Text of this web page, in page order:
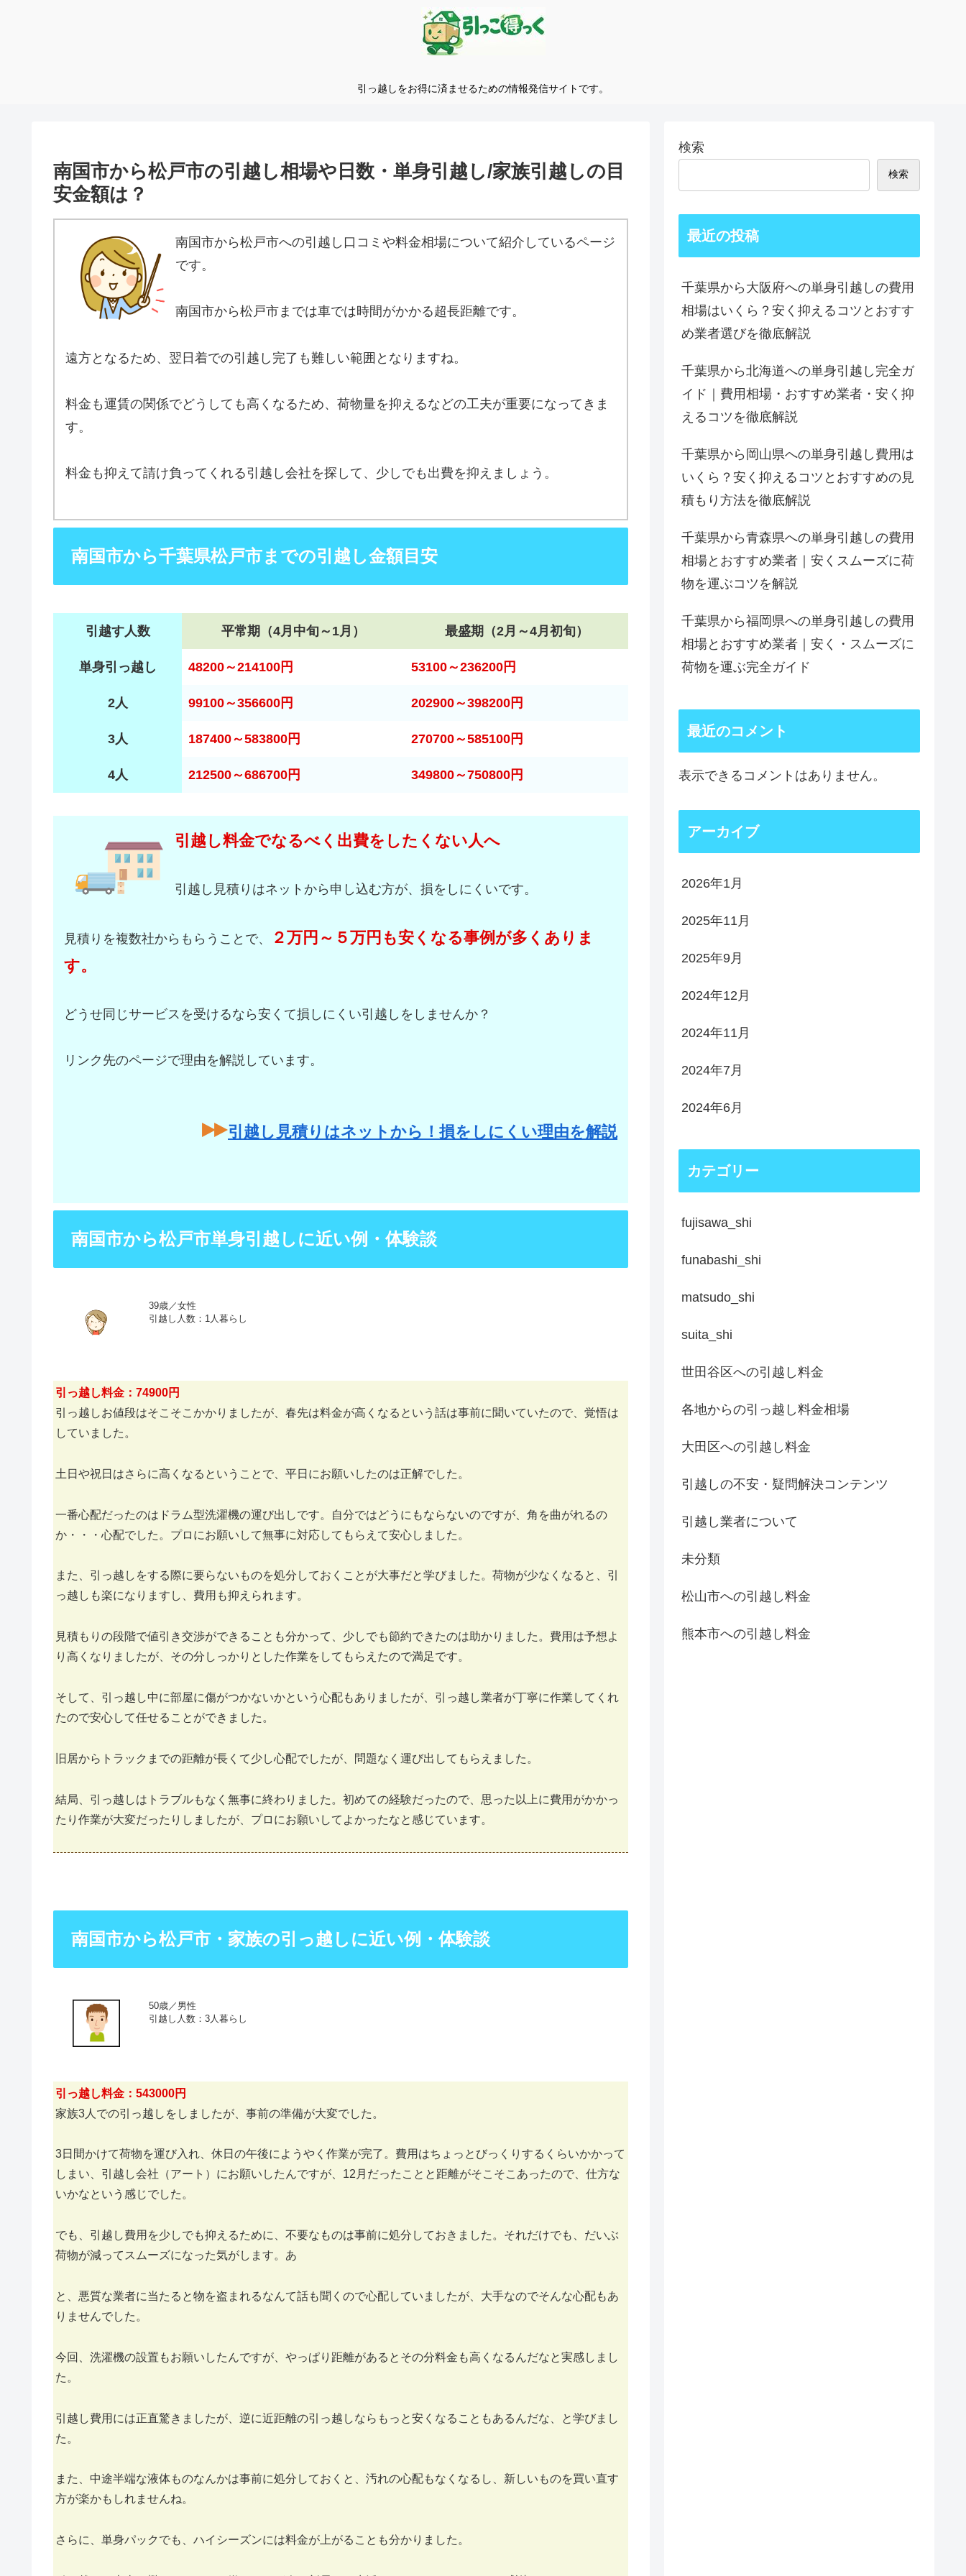
引っ越しをお得に済ませるための情報発信サイトです。
南国市から松戸市の引越し相場や日数・単身引越し/家族引越しの目
安金額は？
南国市から松戸市への引越し口コミや料金相場について紹介しているページ
です。
南国市から松戸市までは車では時間がかかる超長距離です。
遠方となるため、翌日着での引越し完了も難しい範囲となりますね。
料金も運賃の関係でどうしても高くなるため、荷物量を抑えるなどの工夫が重要になってきま
す。
料金も抑えて請け負ってくれる引越し会社を探して、少しでも出費を抑えましょう。
南国市から千葉県松戸市までの引越し金額目安
引越す人数 平常期（4月中旬～1月） 最盛期（2月～4月初旬）
単身引っ越し 48200～214100円 53100～236200円
2人 99100～356600円 202900～398200円
3人 187400～583800円 270700～585100円
4人 212500～686700円 349800～750800円
引越し料金でなるべく出費をしたくない人へ
引越し見積りはネットから申し込む方が、損をしにくいです。
見積りを複数社からもらうことで、
２万円～５万円も安くなる事例が多くありま
す。
どうせ同じサービスを受けるなら安くて損しにくい引越しをしませんか？
リンク先のページで理由を解説しています。
引越し見積りはネットから！損をしにくい理由を解説
南国市から松戸市単身引越しに近い例・体験談
39歳／女性
引越し人数：1人暮らし
引っ越し料金：74900円
引っ越しお値段はそこそこかかりましたが、春先は料金が高くなるという話は事前に聞いていたので、覚悟は
していました。
土日や祝日はさらに高くなるということで、平日にお願いしたのは正解でした。
一番心配だったのはドラム型洗濯機の運び出しです。自分ではどうにもならないのですが、角を曲がれるの
か・・・心配でした。プロにお願いして無事に対応してもらえて安心しました。
また、引っ越しをする際に要らないものを処分しておくことが大事だと学びました。荷物が少なくなると、引
っ越しも楽になりますし、費用も抑えられます。
見積もりの段階で値引き交渉ができることも分かって、少しでも節約できたのは助かりました。費用は予想よ
り高くなりましたが、その分しっかりとした作業をしてもらえたので満足です。
そして、引っ越し中に部屋に傷がつかないかという心配もありましたが、引っ越し業者が丁寧に作業してくれ
たので安心して任せることができました。
旧居からトラックまでの距離が長くて少し心配でしたが、問題なく運び出してもらえました。
結局、引っ越しはトラブルもなく無事に終わりました。初めての経験だったので、思った以上に費用がかかっ
たり作業が大変だったりしましたが、プロにお願いしてよかったなと感じています。
南国市から松戸市・家族の引っ越しに近い例・体験談
50歳／男性
引越し人数：3人暮らし
引っ越し料金：543000円
家族3人での引っ越しをしましたが、事前の準備が大変でした。
3日間かけて荷物を運び入れ、休日の午後にようやく作業が完了。費用はちょっとびっくりするくらいかかって
しまい、引越し会社（アート）にお願いしたんですが、12月だったことと距離がそこそこあったので、仕方な
いかなという感じでした。
でも、引越し費用を少しでも抑えるために、不要なものは事前に処分しておきました。それだけでも、だいぶ
荷物が減ってスムーズになった気がします。あ
と、悪質な業者に当たると物を盗まれるなんて話も聞くので心配していましたが、大手なのでそんな心配もあ
りませんでした。
今回、洗濯機の設置もお願いしたんですが、やっぱり距離があるとその分料金も高くなるんだなと実感しまし
た。
引越し費用には正直驚きましたが、逆に近距離の引っ越しならもっと安くなることもあるんだな、と学びまし
た。
また、中途半端な液体ものなんかは事前に処分しておくと、汚れの心配もなくなるし、新しいものを買い直す
方が楽かもしれませんね。
さらに、単身パックでも、ハイシーズンには料金が上がることも分かりました。
検索
検索
最近の投稿
千葉県から大阪府への単身引越しの費用
相場はいくら？安く抑えるコツとおすす
め業者選びを徹底解説
千葉県から北海道への単身引越し完全ガ
イド｜費用相場・おすすめ業者・安く抑
えるコツを徹底解説
千葉県から岡山県への単身引越し費用は
いくら？安く抑えるコツとおすすめの見
積もり方法を徹底解説
千葉県から青森県への単身引越しの費用
相場とおすすめ業者｜安くスムーズに荷
物を運ぶコツを解説
千葉県から福岡県への単身引越しの費用
相場とおすすめ業者｜安く・スムーズに
荷物を運ぶ完全ガイド
最近のコメント
表示できるコメントはありません。
アーカイブ
2026年1月
2025年11月
2025年9月
2024年12月
2024年11月
2024年7月
2024年6月
カテゴリー
fujisawa_shi
funabashi_shi
matsudo_shi
suita_shi
世田谷区への引越し料金
各地からの引っ越し料金相場
大田区への引越し料金
引越しの不安・疑問解決コンテンツ
引越し業者について
未分類
松山市への引越し料金
熊本市への引越し料金